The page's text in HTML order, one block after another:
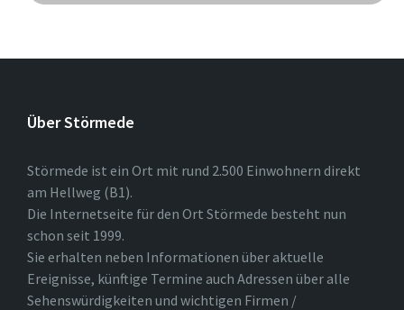
Über Störmede
Störmede ist ein Ort mit rund 2.500 Einwohnern direkt
am Hellweg (B1).
Die Internetseite für den Ort Störmede besteht nun
schon seit 1999.
Sie erhalten neben Informationen über aktuelle
Ereignisse, künftige Termine auch Adressen über alle
Sehenswürdigkeiten und wichtigen Firmen /